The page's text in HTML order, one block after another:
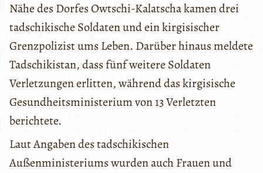
Nähe des Dorfes Owtschi-Kalatscha kamen drei
tadschikische Soldaten und ein kirgisischer
Grenzpolizist ums Leben. Darüber hinaus meldete
Tadschikistan, dass fünf weitere Soldaten
Verletzungen erlitten, während das kirgisische
Gesundheitsministerium von 13 Verletzten
berichtete.
Laut Angaben des tadschikischen
Außenministeriums wurden auch Frauen und